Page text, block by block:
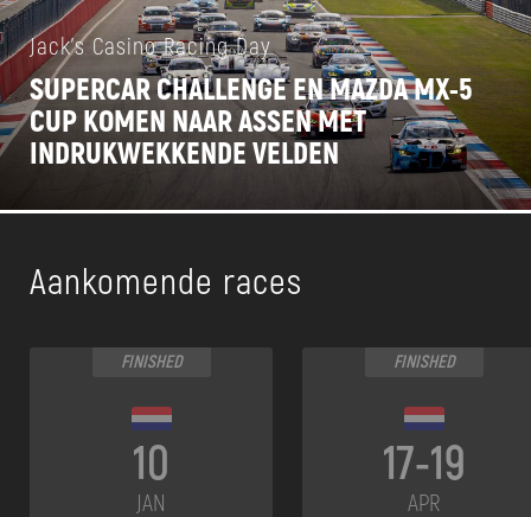
Jack's Casino Racing Day
SUPERCAR CHALLENGE EN MAZDA MX-5
CUP KOMEN NAAR ASSEN MET
INDRUKWEKKENDE VELDEN
Aankomende races
FINISHED
10
JAN
FINISHED
17-19
APR